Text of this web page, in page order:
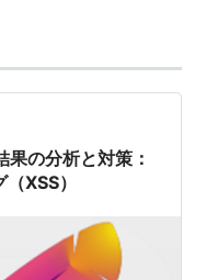
の分析と対策：
XSS）